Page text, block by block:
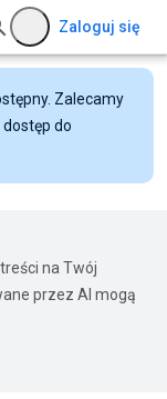
Zaloguj się
Zalecamy
do
na Twój
przez AI mogą